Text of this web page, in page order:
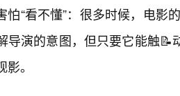
怕“看不懂”：很多时候，电影
导演的意图，但只要它能触
。